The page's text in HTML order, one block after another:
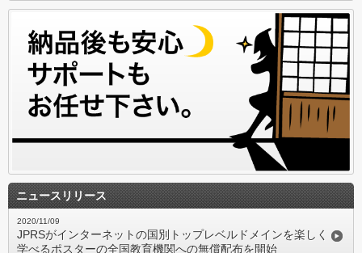
ニュースリリース
2020/11/09
JPRSがインターネットの国別トップレベルドメインを楽しく
学べるポスターの全国教育機関への無償配布を開始